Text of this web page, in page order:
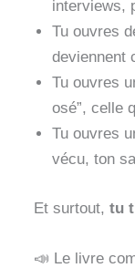
interviews,
Tu ouvres
deviennent
Tu ouvres
osé”, celle
Tu ouvres
vécu, ton
Et surtout, tu
📣 Le livre